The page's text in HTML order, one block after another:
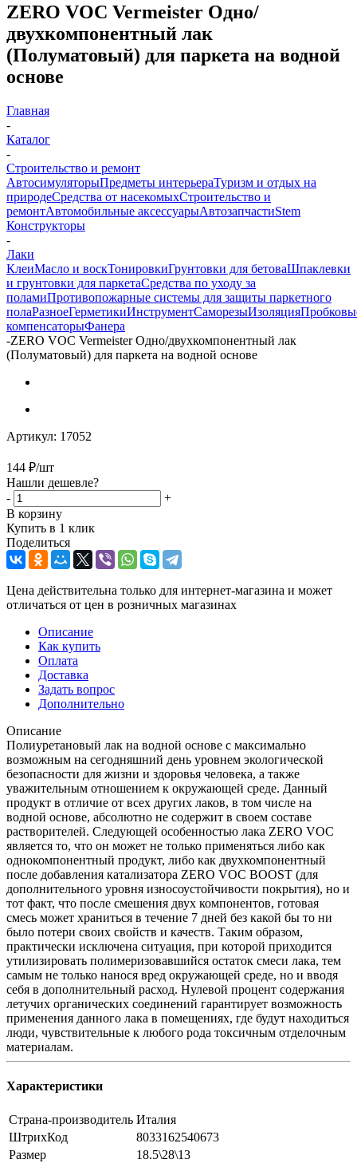
ZERO VOC Vermeister Одно/
двухкомпонентный лак
(Полуматовый) для паркета на водной
основе
Главная
-
Каталог
-
Строительство и ремонт
АвтосимуляторыПредметы интерьераТуризм и отдых на
природеСредства от насекомыхСтроительство и
ремонтАвтомобильные аксессуарыАвтозапчастиStem
Конструкторы
-
Лаки
КлеиМасло и воскТонировкиГрунтовки для бетоваШпаклевки
и грунтовки для паркетаСредства по уходу за
поламиПротивопожарные системы для защиты паркетного
полаРазноеГерметикиИнструментСаморезыИзоляция
компенсаторыФанера
-ZERO VOC Vermeister Одно/двухкомпонентный лак
(Полуматовый) для паркета на водной основе
Артикул: 17052
144 ₽/шт
Нашли дешевле?
-
+
В корзину
Купить в 1 клик
Поделиться
Цена действительна только для интернет-магазина и может
отличаться от цен в розничных магазинах
Описание
Как купить
Оплата
Доставка
Задать вопрос
Дополнительно
Описание
Полиуретановый лак на водной основе с максимально
возможным на сегодняшний день уровнем экологической
безопасности для жизни и здоровья человека, а также
уважительным отношением к окружающей среде. Данный
продукт в отличие от всех других лаков, в том числе на
водной основе, абсолютно не содержит в своем составе
растворителей. Следующей особенностью лака ZERO VOC
является то, что он может не только применяться либо как
однокомпонентный продукт, либо как двухкомпонентный
после добавления катализатора ZERO VOC BOOST (для
дополнительного уровня износоустойчивости покрытия), но и
тот факт, что после смешения двух компонентов, готовая
смесь может храниться в течение 7 дней без какой бы то ни
было потери своих свойств и качеств. Таким образом,
практически исключена ситуация, при которой приходится
утилизировать полимеризовавшийся остаток смеси лака, тем
самым не только нанося вред окружающей среде, но и вводя
себя в дополнительный расход. Нулевой процент содержания
летучих органических соединений гарантирует возможность
применения данного лака в помещениях, где будут находиться
люди, чувствительные к любого рода токсичным отделочным
материалам.
Характеристики
Страна-производитель Италия
ШтрихКод
8033162540673
Размер
18.5\28\13